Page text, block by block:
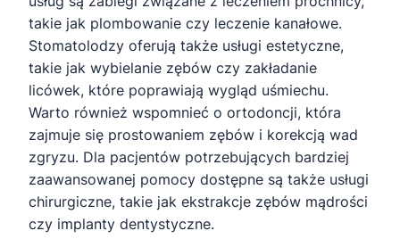
takie jak plombowanie czy leczenie kanałowe.
Stomatolodzy oferują także usługi estetyczne,
takie jak wybielanie zębów czy zakładanie
licówek, które poprawiają wygląd uśmiechu.
Warto również wspomnieć o ortodoncji, która
zajmuje się prostowaniem zębów i korekcją wad
zgryzu. Dla pacjentów potrzebujących bardziej
zaawansowanej pomocy dostępne są także usługi
chirurgiczne, takie jak ekstrakcje zębów mądrości
czy implanty dentystyczne.